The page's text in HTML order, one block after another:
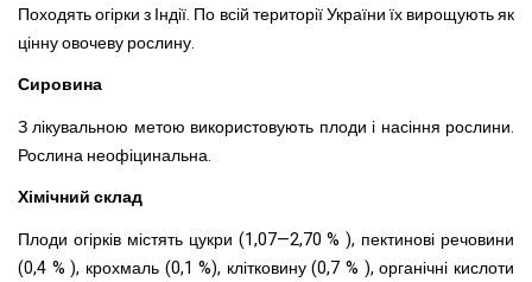
Походять огірки з Індії. По всій території України їх вирощують як
цінну овочеву рослину.
Сировина
З лікувальною метою використовують плоди і насіння рослини.
Рослина неофіцинальна.
Хімічний склад
Плоди огірків містять цукри (1,07—2,70 % ), пектинові речовини
(0,4 % ), крохмаль (0,1 %), клітковину (0,7 % ), органічні кислоти